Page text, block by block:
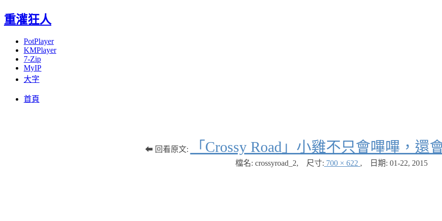
重灌狂人
PotPlayer
KMPlayer
7-Zip
MyIP
大字
首頁
⬅ 回看原文: 「Crossy Road」小雞不只會嗶嗶，還
檔名: crossyroad_2, 尺寸: 700 × 622 , 日期: 01-22, 2015